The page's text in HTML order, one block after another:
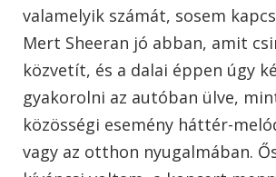
valamelyik számát, sosem
Mert Sheeran jó abban, amit
közvetít, és a dalai éppen úgy
gyakorolni az autóban ülve,
közösségi esemény háttér-
vagy az otthon nyugalmában.